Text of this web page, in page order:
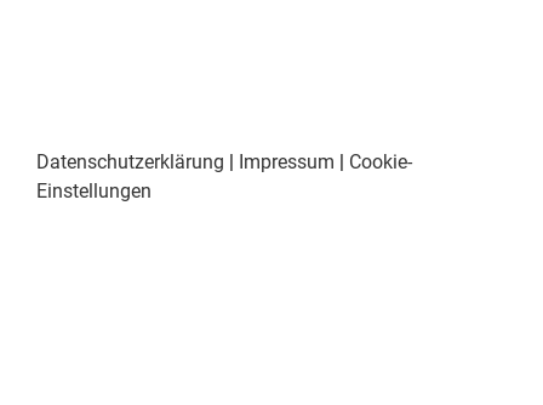
Datenschutzerklärung Impressum
Cookie-
Einstellungen